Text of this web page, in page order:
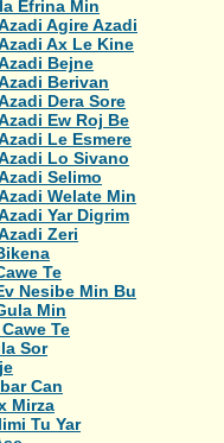
Efrina Min
Agire Azadi
Ax Le Kine
Bejne
Berivan
Dera Sore
Ew Roj Be
Le Esmere
Lo Sivano
Selimo
Welate Min
Yar Digrim
Zeri
Te
Nesibe Min Bu
Min
Te
Sor
Can
Mirza
Tu Yar